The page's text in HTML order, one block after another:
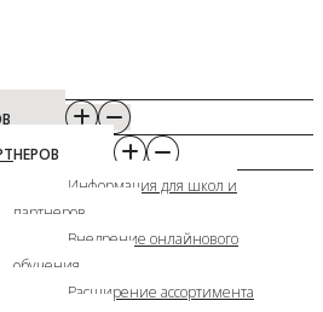
Информация для школ и
партнеров
Внедрение онлайнового
обучения
Расширение ассортимента